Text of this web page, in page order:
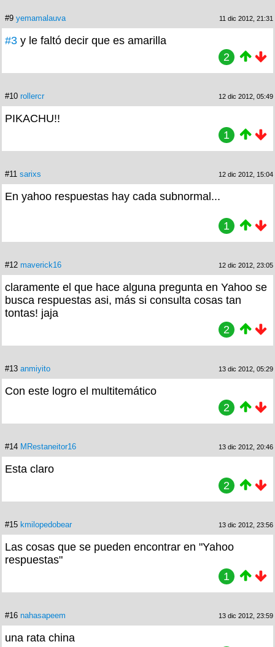
#9 yemamalauva 11 dic 2012, 21:31
#3 y le faltó decir que es amarilla
2
#10 rollercr 12 dic 2012, 05:49
PIKACHU!!
1
#11 sarixs 12 dic 2012, 15:04
En yahoo respuestas hay cada subnormal...
1
#12 maverick16 12 dic 2012, 23:05
claramente el que hace alguna pregunta en Yahoo se
busca respuestas asi, más si consulta cosas tan
tontas! jaja
2
#13 anmiyito 13 dic 2012, 05:29
Con este logro el multitemático
2
#14 MRestaneitor16 13 dic 2012, 20:46
Esta claro
2
#15 kmilopedobear 13 dic 2012, 23:56
Las cosas que se pueden encontrar en "Yahoo
respuestas"
1
#16 nahasapeem 13 dic 2012, 23:59
una rata china